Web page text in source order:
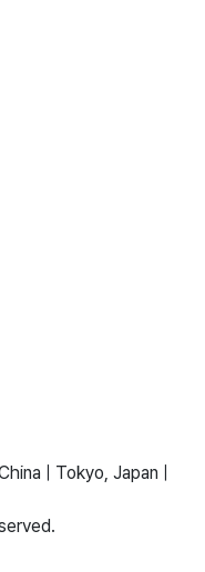
| Tokyo, Japan |